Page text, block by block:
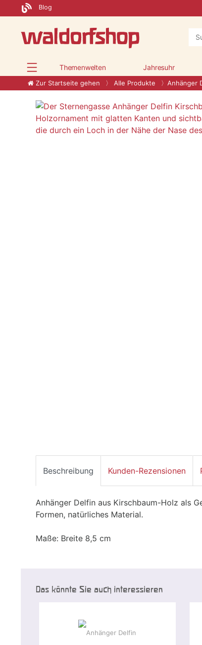
Blog
Themenwelten Jahresuhr
Zur Startseite gehen Alle Produkte Anhänger
Beschreibung Kunden-Rezensionen
Anhänger Delfin aus Kirschbaum-Holz als
Formen, natürliches Material.
Maße: Breite 8,5 cm
Das könnte Sie auch interessieren